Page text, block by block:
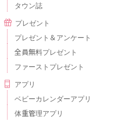
タウン誌
プレゼント
プレゼント＆アンケート
全員無料プレゼント
ファーストプレゼント
アプリ
ベビーカレンダーアプリ
体重管理アプリ